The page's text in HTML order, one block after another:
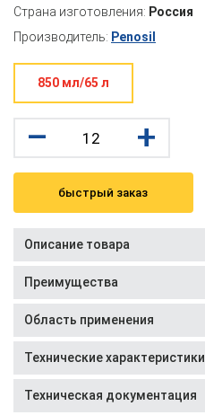
Страна изготовления: Россия
Производитель: Penosil
850 мл/65 л
– +
быстрый заказ
Описание товара
Преимущества
Область применения
Технические характеристики
Техническая документация